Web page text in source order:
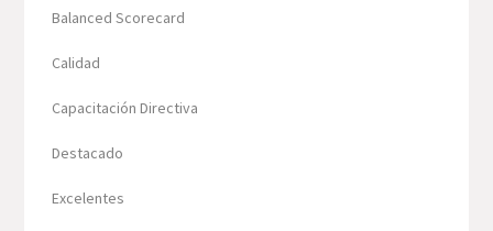
Balanced Scorecard
Calidad
Capacitación Directiva
Destacado
Excelentes